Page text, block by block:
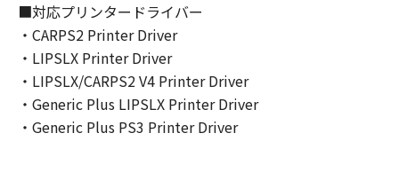
■対応プリンタードライバー
・CARPS2 Printer Driver
・LIPSLX Printer Driver
・LIPSLX/CARPS2 V4 Printer Driver
・Generic Plus LIPSLX Printer Driver
・Generic Plus PS3 Printer Driver